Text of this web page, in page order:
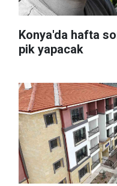
Konya'da hafta
pik yapacak